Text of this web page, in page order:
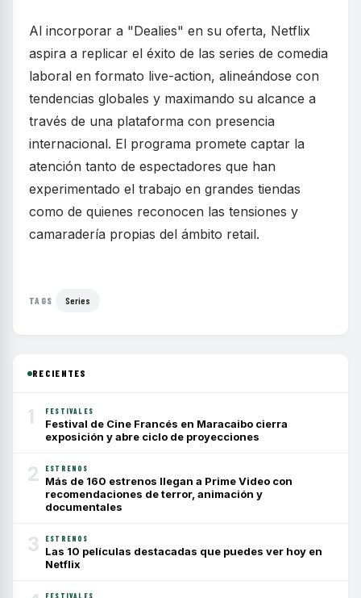
Al incorporar a "Dealies" en su oferta, Netflix
aspira a replicar el éxito de las series de comedia
laboral en formato live-action, alineándose con
tendencias globales y maximando su alcance a
través de una plataforma con presencia
internacional. El programa promete captar la
atención tanto de espectadores que han
experimentado el trabajo en grandes tiendas
como de quienes reconocen las tensiones y
camaradería propias del ámbito retail.
TAGS Series
RECIENTES
1 FESTIVALES
Festival de Cine Francés en Maracaibo cierra
exposición y abre ciclo de proyecciones
2 ESTRENOS
Más de 160 estrenos llegan a Prime Video con
recomendaciones de terror, animación y
documentales
3 ESTRENOS
Las 10 películas destacadas que puedes ver hoy en
Netflix
FESTIVALES